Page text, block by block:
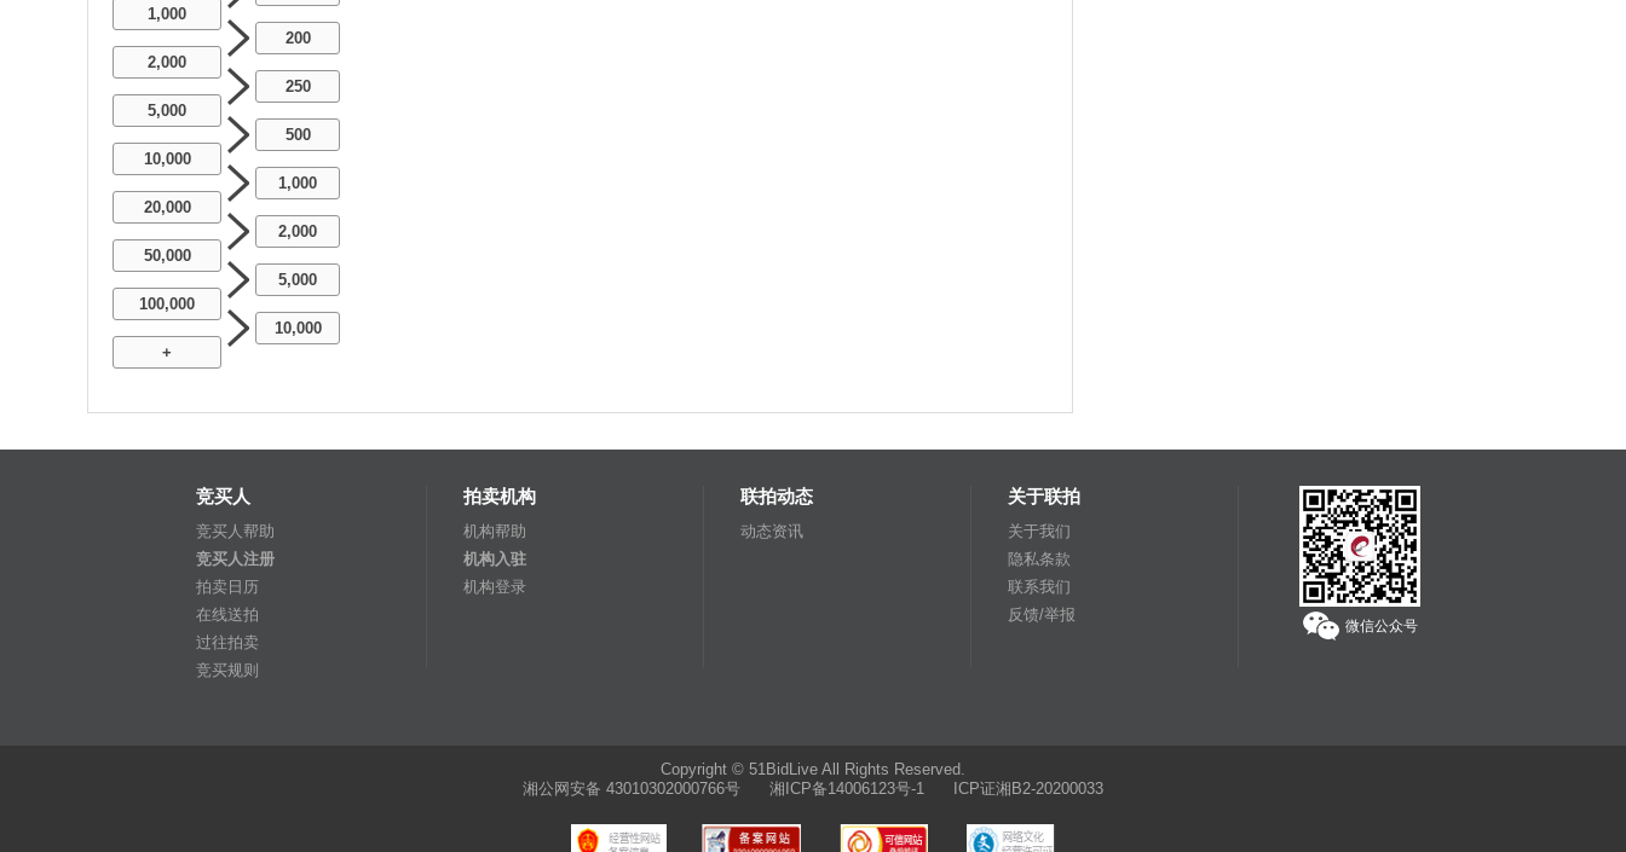
1,000
200
2,000
250
5,000
500
10,000
1,000
20,000
2,000
50,000
5,000
100,000
10,000
+
竞买人
竞买人帮助
竞买人注册
拍卖日历
在线送拍
过往拍卖
竞买规则
拍卖机构
机构帮助
机构入驻
机构登录
联拍动态
动态资讯
关于联拍
关于我们
隐私条款
联系我们
反馈/举报
微信公众号
Copyright © 51BidLive All Rights Reserved.
湘公网安备 43010302000766号 湘ICP备14006123号-1 ICP证湘B2-20200033